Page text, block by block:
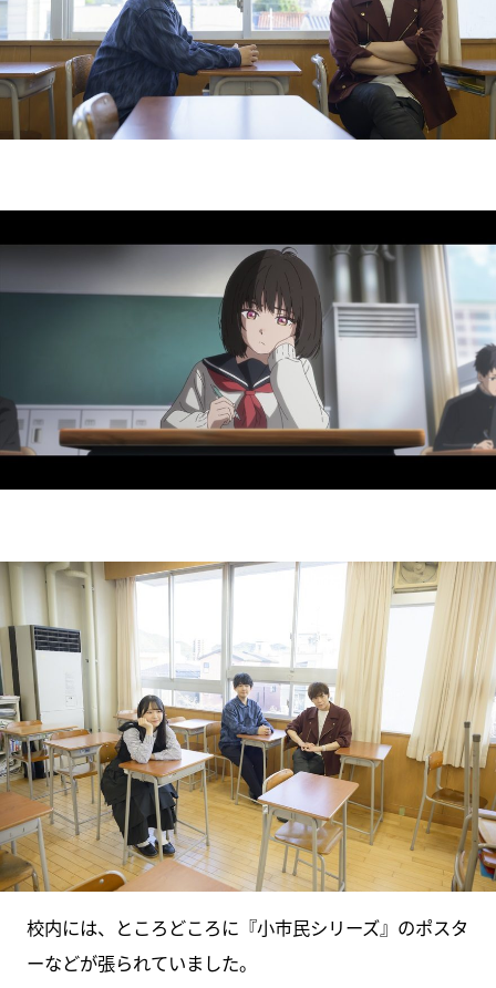
校内には、ところどころに『小市民シリーズ』のポスタ
ーなどが張られていました。